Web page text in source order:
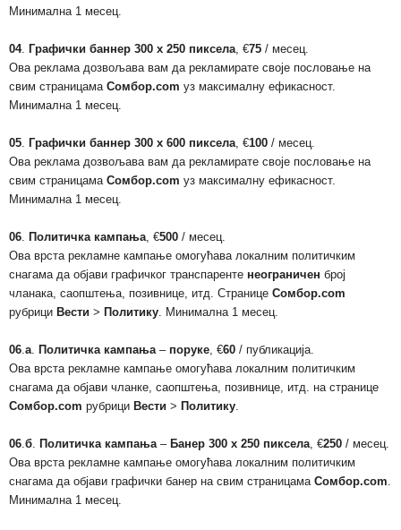
Минимална 1 месец.
04. Графички баннер 300 х 250 пиксела, €75 / месец.
Ова реклама дозвољава вам да рекламирате своје пословање на
свим страницама Сомбор.com уз максималну ефикасност.
Минимална 1 месец.
05. Графички баннер 300 х 600 пиксела, €100 / месец.
Ова реклама дозвољава вам да рекламирате своје пословање на
свим страницама Сомбор.com уз максималну ефикасност.
Минимална 1 месец.
06. Политичка кампања, €500 / месец.
Ова врста рекламне кампање омогућава локалним политичким
снагама да објави графичког транспаренте неограничен број
чланака, саопштења, позивнице, итд. Странице Сомбор.com
рубрици Вести > Политику. Минимална 1 месец.
06.а. Политичка кампања– поруке, €60 / публикација.
Ова врста рекламне кампање омогућава локалним политичким
снагама да објави чланке, саопштења, позивнице, итд. на странице
Сомбор.com рубрици Вести > Политику.
06.б. Политичка кампања– Банер 300 х 250 пиксела, €250 / месец.
Ова врста рекламне кампање омогућава локалним политичким
снагама да објави графички банер на свим страницама Сомбор.com.
Минимална 1 месец.